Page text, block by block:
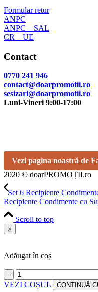
Formular retur
ANPC
ANPC – SAL
CR – UE
Contact
0770 241 946
contact@doarpromotii.ro
sesizari@doarpromotii.ro
Luni-Vineri 9:00-17:00
Vezi pagina noastră de
2020 © doarPROMOȚII.ro
Set 6 Recipiente
Recipiente Condimente cu
Scroll to top
×
Adăugat în coș
-
VEZI COȘUL CONTINUĂ